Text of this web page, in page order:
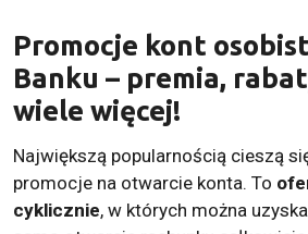
Promocje kont
Banku – premia,
wiele więcej!
Największą popularnością cieszą
promocje na otwarcie konta. To
cyklicznie, w których można